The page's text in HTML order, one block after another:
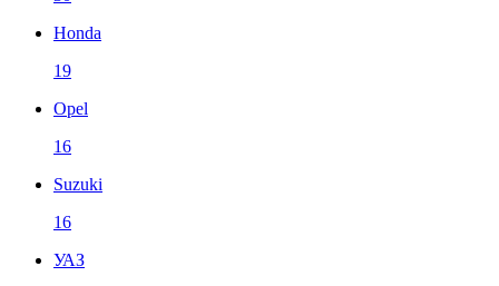
Honda
19
Opel
16
Suzuki
16
УАЗ